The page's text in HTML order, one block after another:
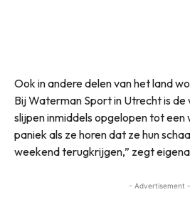
Ook in andere delen van het land
Bij Waterman Sport in Utrecht is
slijpen inmiddels opgelopen tot een
paniek als ze horen dat ze hun
weekend terugkrijgen,” zegt
- Advertisement -